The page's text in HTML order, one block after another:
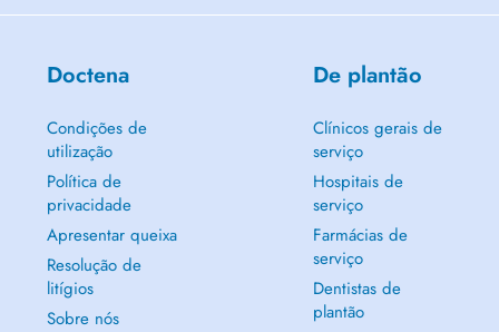
Doctena
Condições de
utilização
Política de
privacidade
Apresentar queixa
Resolução de
litígios
Sobre nós
De plantão
Clínicos gerais de
serviço
Hospitais de
serviço
Farmácias de
serviço
Dentistas de
plantão